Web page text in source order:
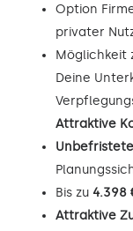
Option
privater
Möglichkeit
Deine
Attraktive
Bis zu 4.398
Attraktive